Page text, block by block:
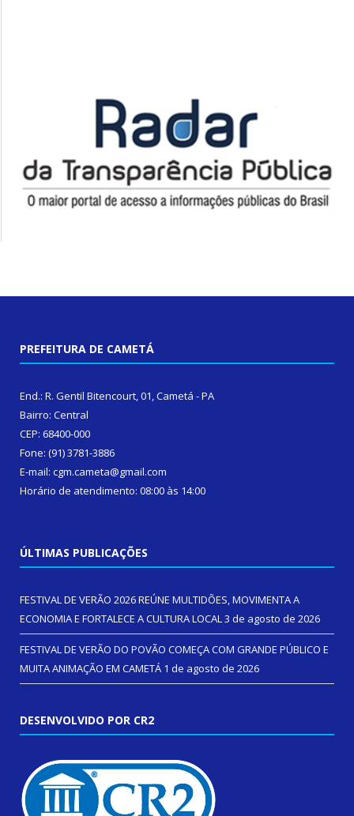
PREFEITURA DE CAMETÁ
End.: R. Gentil Bitencourt, 01, Cametá - PA
Bairro: Central
CEP: 68400-000
Fone: (91) 3781-3886
E-mail: cgm.cameta@gmail.com
Horário de atendimento: 08:00 às 14:00
ÚLTIMAS PUBLICAÇÕES
FESTIVAL DE VERÃO 2026 REÚNE MULTIDÕES, MOVIMENTA A
ECONOMIA E FORTALECE A CULTURA LOCAL3 de agosto de 2026
FESTIVAL DE VERÃO DO POVÃO COMEÇA COM GRANDE PÚBLICO E
MUITA ANIMAÇÃO EM CAMETÁ 1 de agosto de 2026
DESENVOLVIDO POR CR2